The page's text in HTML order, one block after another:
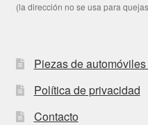
(la dirección no se usa para
Piezas de
Política de privacidad
Contacto